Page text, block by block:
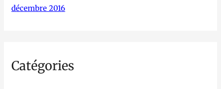
décembre 2016
Catégories